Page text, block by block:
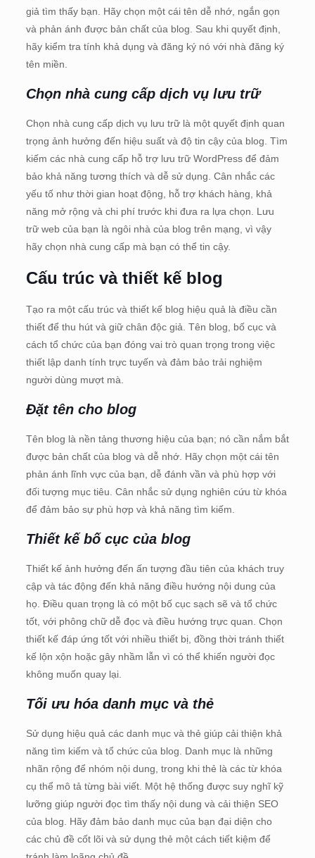
giả tìm thấy bạn. Hãy chọn một cái tên dễ nhớ, ngắn gọn
và phản ánh được bản chất của blog. Sau khi quyết định,
hãy kiểm tra tính khả dụng và đăng ký nó với nhà đăng ký
tên miền.
Chọn nhà cung cấp dịch vụ lưu trữ
Chọn nhà cung cấp dịch vụ lưu trữ là một quyết định quan
trọng ảnh hưởng đến hiệu suất và độ tin cậy của blog. Tìm
kiếm các nhà cung cấp hỗ trợ lưu trữ WordPress để đảm
bảo khả năng tương thích và dễ sử dụng. Cân nhắc các
yếu tố như thời gian hoạt động, hỗ trợ khách hàng, khả
năng mở rộng và chi phí trước khi đưa ra lựa chọn. Lưu
trữ web của bạn là ngôi nhà của blog trên mạng, vì vậy
hãy chọn nhà cung cấp mà bạn có thể tin cậy.
Cấu trúc và thiết kế blog
Tạo ra một cấu trúc và thiết kế blog hiệu quả là điều cần
thiết để thu hút và giữ chân độc giả. Tên blog, bố cục và
cách tổ chức của bạn đóng vai trò quan trọng trong việc
thiết lập danh tính trực tuyến và đảm bảo trải nghiệm
người dùng mượt mà.
Đặt tên cho blog
Tên blog là nền tảng thương hiệu của bạn; nó cần nắm bắt
được bản chất của blog và dễ nhớ. Hãy chọn một cái tên
phản ánh lĩnh vực của bạn, dễ đánh vần và phù hợp với
đối tượng mục tiêu. Cân nhắc sử dụng nghiên cứu từ khóa
để đảm bảo sự phù hợp và khả năng tìm kiếm.
Thiết kế bố cục của blog
Thiết kế ảnh hưởng đến ấn tượng đầu tiên của khách truy
cập và tác động đến khả năng điều hướng nội dung của
họ. Điều quan trọng là có một bố cục sạch sẽ và tổ chức
tốt, với phông chữ dễ đọc và điều hướng trực quan. Chọn
thiết kế đáp ứng tốt với nhiều thiết bị, đồng thời tránh thiết
kế lộn xộn hoặc gây nhầm lẫn vì có thể khiến người đọc
không muốn quay lại.
Tối ưu hóa danh mục và thẻ
Sử dụng hiệu quả các danh mục và thẻ giúp cải thiện khả
năng tìm kiếm và tổ chức của blog. Danh mục là những
nhãn rộng để nhóm nội dung, trong khi thẻ là các từ khóa
cụ thể mô tả từng bài viết. Một hệ thống được suy nghĩ kỹ
lưỡng giúp người đọc tìm thấy nội dung và cải thiện SEO
của blog. Hãy đảm bảo danh mục của bạn đại diện cho
các chủ đề cốt lõi và sử dụng thẻ một cách tiết kiệm để